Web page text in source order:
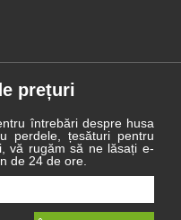
prețuri
întrebări despre husa
perdele, țesături pentru
vă rugăm să ne lăsați e-
de 24 de ore.